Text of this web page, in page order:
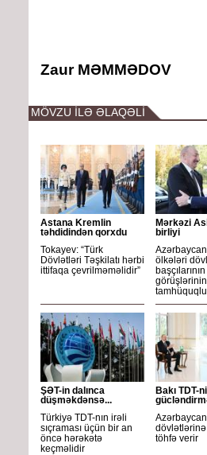
Zaur MƏMMƏDOV
MÖVZU İLƏ ƏLAQƏLİ
Astana Kremlin
təhdidindən qorxdu
Tokayev: “Türk
Dövlətləri Təşkilatı hərbi
ittifaqa çevrilməməlidir”
Mərkəzi
birliyi
ölkələri
görüşlərinin
ŞƏT-in dalınca
düşməkdənsə...
Türkiyə TDT-nın irəli
sıçraması üçün bir an
öncə hərəkətə
keçməlidir
Bakı TDT-ni
töhfə verir